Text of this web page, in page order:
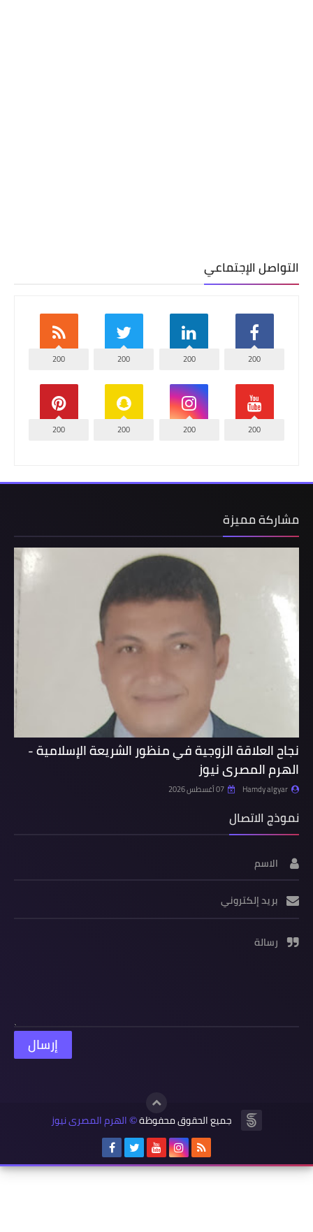
التواصل الإجتماعي
200
200
200
200
200
200
200
200
مشاركة مميزة
نجاح العلاقة الزوجية في منظور الشريعة الإسلامية -
الهرم المصرى نيوز
Hamdy algyar 07 أغسطس 2026
نموذج الاتصال
الاسم
بريد إلكتروني
رسالة
جميع الحقوق محفوظة© الهرم المصرى نيوز